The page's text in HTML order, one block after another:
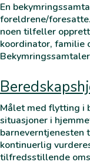
En
foreldrene/
noen tilfeller
koordinator, familie
Målet med flytting i
situasjoner i
barneverntjenesten
kontinuerlig
tilfredsstillende